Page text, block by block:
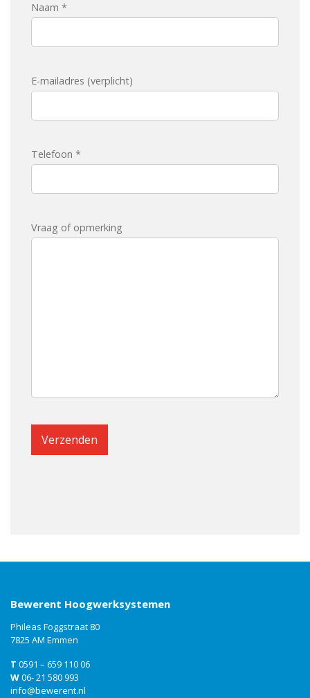
Naam *
E-mailadres (verplicht)
Telefoon *
Vraag of opmerking
Bewerent Hoogwerksystemen
Phileas Foggstraat 80
7825 AM Emmen
T 0591 – 659 110 06
W06- 21 580 993
info@bewerent.nl